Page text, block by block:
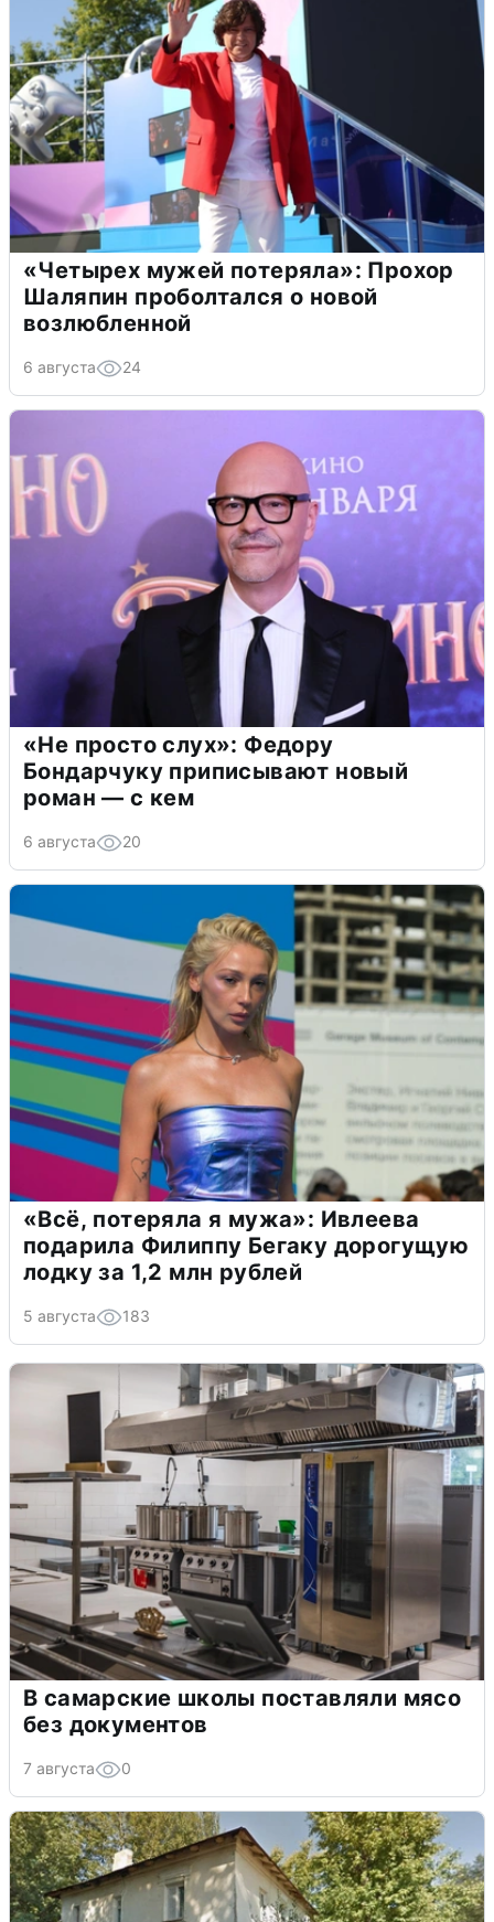
«Четырех мужей потеряла»: Прохор
Шаляпин проболтался о новой
возлюбленной
6 августа 24
«Не просто слух»: Федору
Бондарчуку приписывают новый
роман — с кем
6 августа 20
«Всё, потеряла я мужа»: Ивлеева
подарила Филиппу Бегаку дорогущую
лодку за 1,2 млн рублей
5 августа 183
В самарские школы поставляли мясо
без документов
7 августа 0